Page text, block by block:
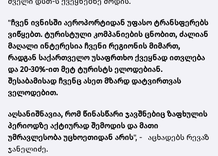
"ჩვენ ივნისში აეროპორტიდან უფასო ტრანსფერებს
ვიწყებთ. ტურისტული კომპანიების ცნობით, ძალიან
მაღალი ინტერესია ჩვენი რეგიონის მიმართ,
რადგან საქართველო უსაფრთხო ქვეყნად ითვლება
და 20-30%-ით მეტ ტურისტს ელოდებიან.
შესაბამისად ჩვენც ასეთ მზარდ დატვირთვას
ველოდებით.
აღსანიშნავია, რომ წინასწარი ჯავშნებიც ზაფხულის
პერიოდზე აქტიურად შემოდის და მათი
უმრავლესობა უცხოეთიდან არის", -
აცხადებს რევაზ
ჯანელიძე.